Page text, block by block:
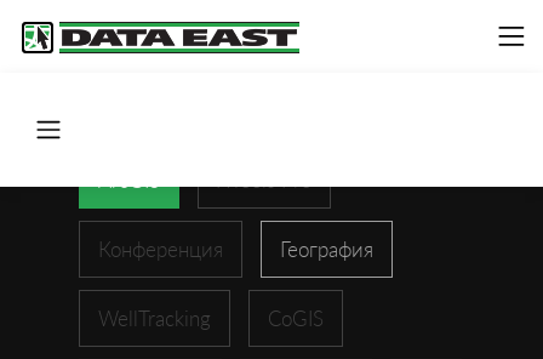
Конференция География
WellTracking CoGIS